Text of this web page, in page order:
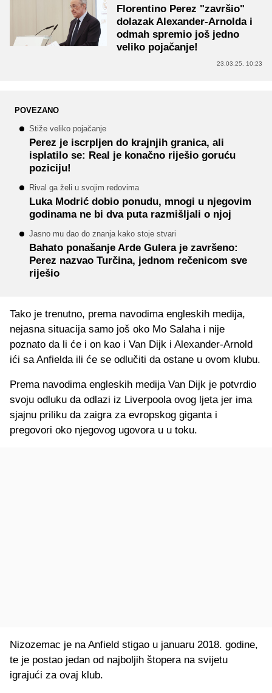
Florentino Perez "završio"
dolazak Alexander-Arnolda i
odmah spremio još jedno
veliko pojačanje!
23.03.25. 10:23
POVEZANO
Stiže veliko pojačanje
Perez je iscrpljen do krajnjih granica, ali
isplatilo se: Real je konačno riješio goruću
poziciju!
Rival ga želi u svojim redovima
Luka Modrić dobio ponudu, mnogi u njegovim
godinama ne bi dva puta razmišljali o njoj
Jasno mu dao do znanja kako stoje stvari
Bahato ponašanje Arde Gulera je završeno:
Perez nazvao Turčina, jednom rečenicom sve
riješio
Tako je trenutno, prema navodima engleskih medija,
nejasna situacija samo još oko Mo Salaha i nije
poznato da li će i on kao i Van Dijk i Alexander-Arnold
ići sa Anfielda ili će se odlučiti da ostane u ovom klubu.
Prema navodima engleskih medija Van Dijk je potvrdio
svoju odluku da odlazi iz Liverpoola ovog ljeta jer ima
sjajnu priliku da zaigra za evropskog giganta i
pregovori oko njegovog ugovora u u toku.
Nizozemac je na Anfield stigao u januaru 2018. godine,
te je postao jedan od najboljih štopera na svijetu
igrajući za ovaj klub.